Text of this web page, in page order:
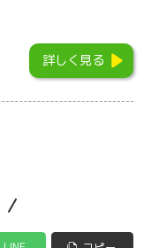
詳しく見る